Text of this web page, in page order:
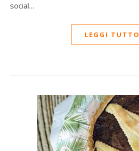
social…
LEGGI TUTTO